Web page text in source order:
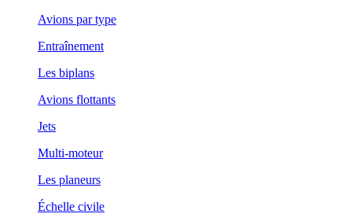
Avions par type
Entraînement
Les biplans
Avions flottants
Jets
Multi-moteur
Les planeurs
Échelle civile